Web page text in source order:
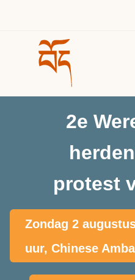
2e
protest
Zondag 2
uur, Chinese